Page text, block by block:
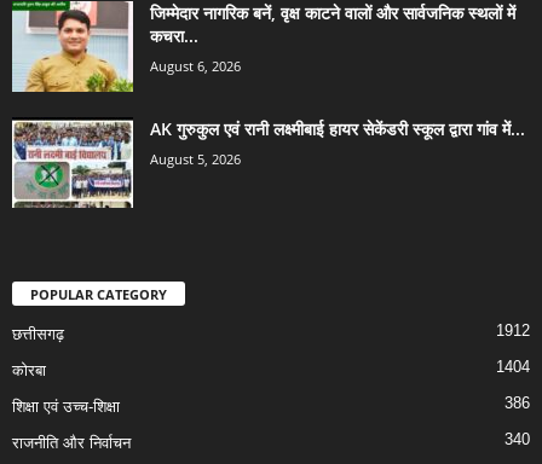
जिम्मेदार नागरिक बनें, वृक्ष काटने वालों और सार्वजनिक स्थलों में
कचरा...
August 6, 2026
AK गुरुकुल एवं रानी लक्ष्मीबाई हायर सेकेंडरी स्कूल द्वारा गांव में...
August 5, 2026
POPULAR CATEGORY
छत्तीसगढ़ 1912
कोरबा 1404
शिक्षा एवं उच्च-शिक्षा 386
राजनीति और निर्वाचन 340